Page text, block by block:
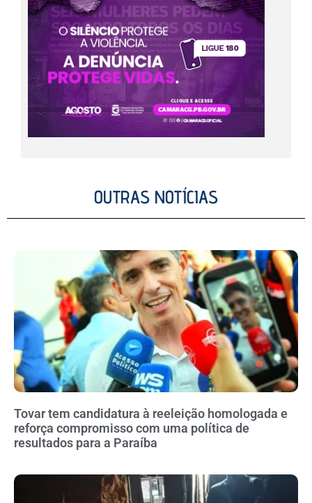
OUTRAS NOTÍCIAS
Tovar tem candidatura à reeleição homologada e
reforça compromisso com uma política de
resultados para a Paraíba